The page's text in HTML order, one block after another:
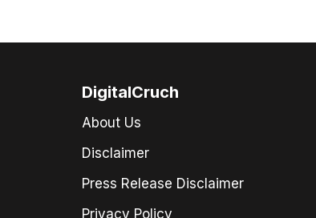
DigitalCruch
About Us
Disclaimer
Press Release Disclaimer
Privacy Policy